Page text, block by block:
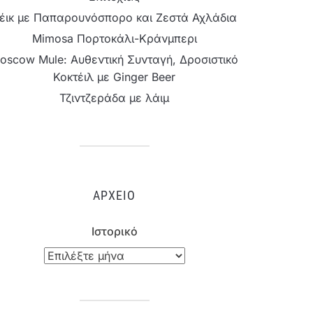
με Παπαρουνόσπορο και Ζεστά Αχλάδια
Mimosa Πορτοκάλι-Κράνμπερι
Mule: Αυθεντική Συνταγή, Δροσιστικό
Κοκτέιλ με Ginger Beer
Τζιντζεράδα με λάιμ
ΑΡΧΕΊΟ
Ιστορικό